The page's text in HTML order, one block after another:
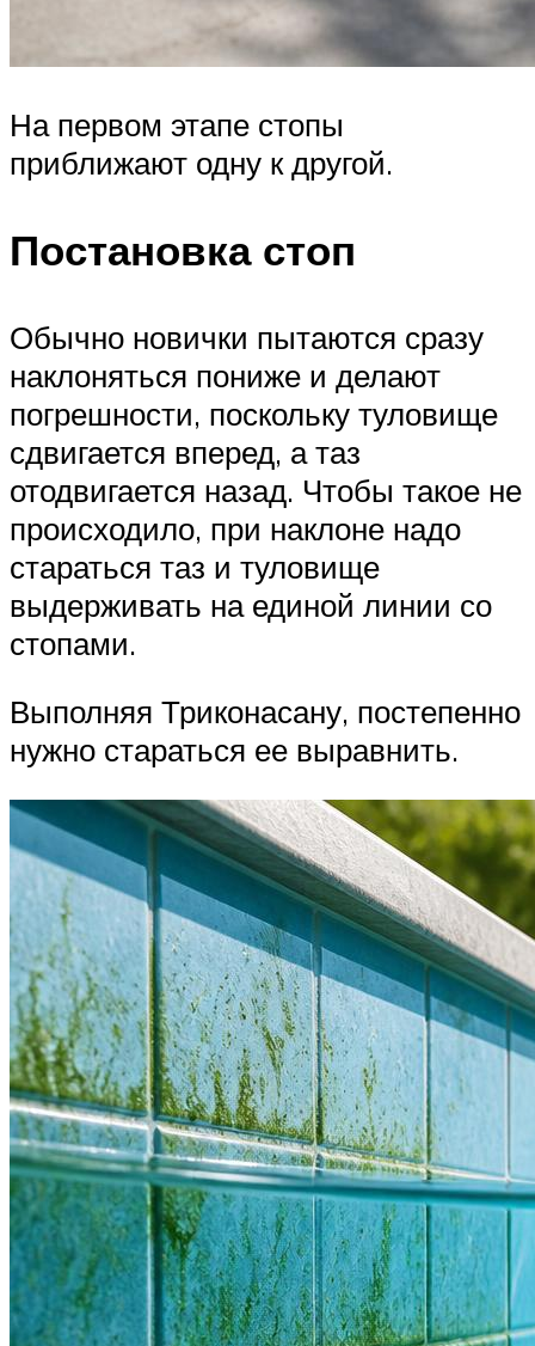
На первом этапе стопы
приближают одну к другой.
Постановка стоп
Обычно новички пытаются сразу
наклоняться пониже и делают
погрешности, поскольку туловище
сдвигается вперед, а таз
отодвигается назад. Чтобы такое не
происходило, при наклоне надо
стараться таз и туловище
выдерживать на единой линии со
стопами.
Выполняя Триконасану, постепенно
нужно стараться ее выравнить.